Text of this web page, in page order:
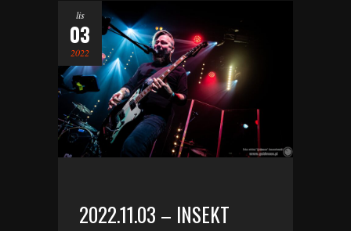
lis
03
2022
2022.11.03 – INSEKT